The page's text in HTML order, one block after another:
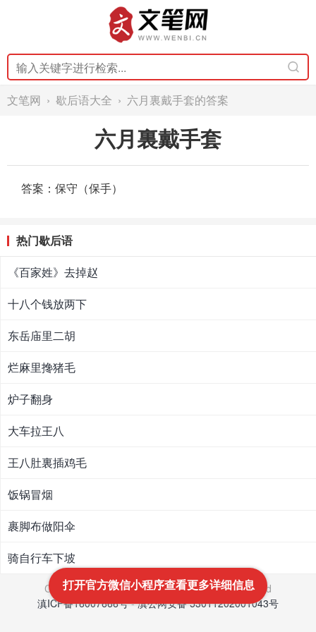
文笔网 › 歇后语大全 › 六月裏戴手套的答案
六月裏戴手套
答案：保守（保手）
热门歇后语
《百家姓》去掉赵
十八个钱放两下
东岳庙里二胡
烂麻里搀猪毛
炉子翻身
大车拉王八
王八肚裏插鸡毛
饭锅冒烟
裹脚布做阳伞
骑自行车下坡
Copyright © 2021-2022文笔网All Rights Reserved
滇ICP备16007666号-滇公网安备 53011202001043号
打开官方微信小程序查看更多详细信息